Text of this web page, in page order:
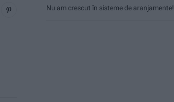
Nu am crescut în sisteme de aranjamente!